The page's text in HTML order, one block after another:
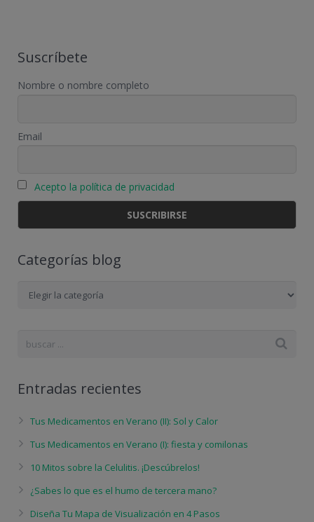
Suscríbete
Nombre o nombre completo
Email
Acepto la política de privacidad
Categorías blog
Entradas recientes
Tus Medicamentos en Verano (II): Sol y Calor
Tus Medicamentos en Verano (I): fiesta y comilonas
10 Mitos sobre la Celulitis. ¡Descúbrelos!
¿Sabes lo que es el humo de tercera mano?
Diseña Tu Mapa de Visualización en 4 Pasos